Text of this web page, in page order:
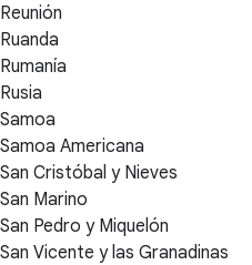
Reunión
Ruanda
Rumanía
Rusia
Samoa
Samoa Americana
San Cristóbal y Nieves
San Marino
San Pedro y Miquelón
San Vicente y las Granadinas